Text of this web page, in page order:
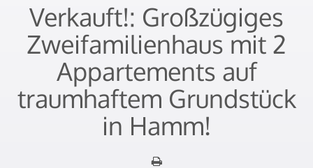
Verkauft!: Großzügiges
Zweifamilienhaus mit 2
Appartements auf
traumhaftem Grundstück
in Hamm!